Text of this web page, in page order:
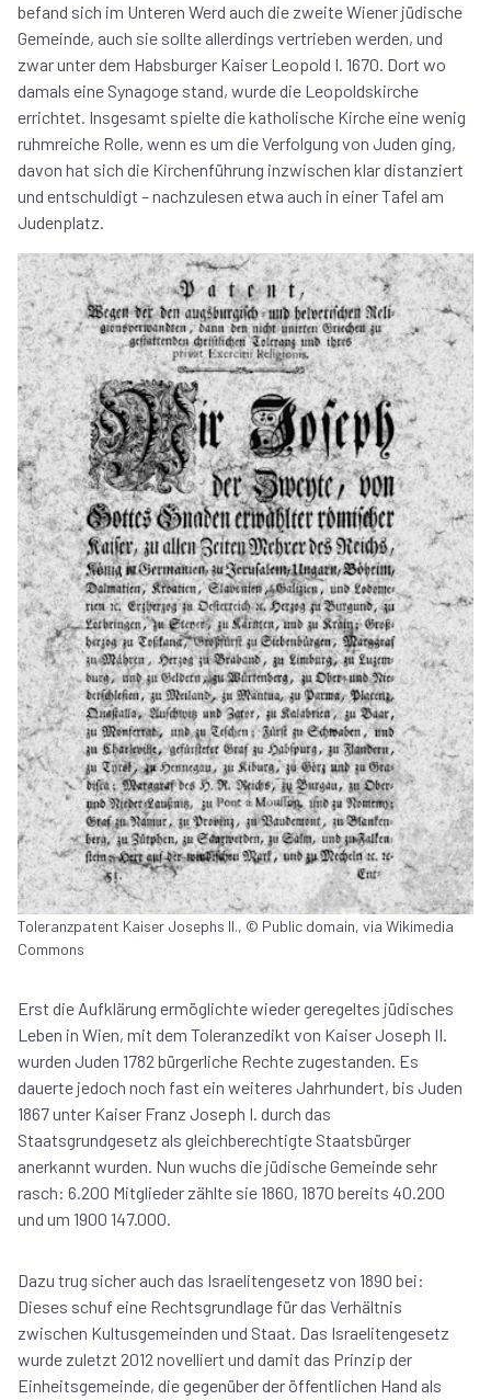
befand sich im Unteren Werd auch die zweite Wiener jüdische
Gemeinde, auch sie sollte allerdings vertrieben werden, und
zwar unter dem Habsburger Kaiser Leopold I. 1670. Dort wo
damals eine Synagoge stand, wurde die Leopoldskirche
errichtet. Insgesamt spielte die katholische Kirche eine wenig
ruhmreiche Rolle, wenn es um die Verfolgung von Juden ging,
davon hat sich die Kirchenführung inzwischen klar distanziert
und entschuldigt – nachzulesen etwa auch in einer Tafel am
Judenplatz.
Toleranzpatent Kaiser Josephs II., © Public domain, via Wikimedia
Commons
Erst die Aufklärung ermöglichte wieder geregeltes jüdisches
Leben in Wien, mit dem Toleranzedikt von Kaiser Joseph II.
wurden Juden 1782 bürgerliche Rechte zugestanden. Es
dauerte jedoch noch fast ein weiteres Jahrhundert, bis Juden
1867 unter Kaiser Franz Joseph I. durch das
Staatsgrundgesetz als gleichberechtigte Staatsbürger
anerkannt wurden. Nun wuchs die jüdische Gemeinde sehr
rasch: 6.200 Mitglieder zählte sie 1860, 1870 bereits 40.200
und um 1900 147.000.
Dazu trug sicher auch das Israelitengesetz von 1890 bei:
Dieses schuf eine Rechtsgrundlage für das Verhältnis
zwischen Kultusgemeinden und Staat. Das Israelitengesetz
wurde zuletzt 2012 novelliert und damit das Prinzip der
Einheitsgemeinde, die gegenüber der öffentlichen Hand als